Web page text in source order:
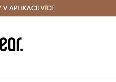
i do 24 h
V APLIKACI! VÍCE